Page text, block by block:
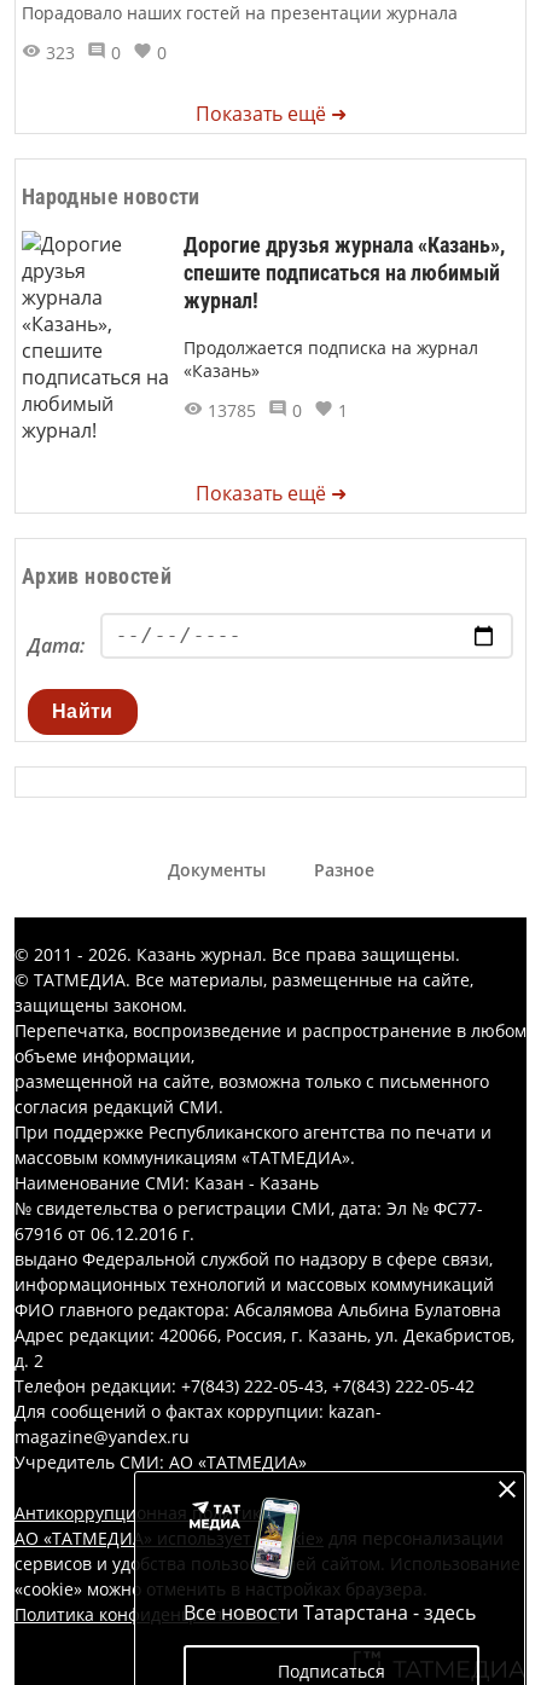
Порадовало наших гостей на презентации журнала
323
0 0
Показать ещё ➜
Народные новости
Дорогие друзья журнала «Казань»,
спешите подписаться на любимый
журнал!
Продолжается подписка на журнал
«Казань»
13785
0 1
Показать ещё ➜
Архив новостей
Дата:
Найти
Все новости Татарстана - здесь
Подписаться
Документы Разное
© 2011 - 2026. Казань журнал. Все права защищены.
© ТАТМЕДИА. Все материалы, размещенные на сайте,
защищены законом.
Перепечатка, воспроизведение и распространение в любом
объеме информации,
размещенной на сайте, возможна только с письменного
согласия редакций СМИ.
При поддержке Республиканского агентства по печати и
массовым коммуникациям «ТАТМЕДИА».
Наименование СМИ: Казан - Казань
№ свидетельства о регистрации СМИ, дата: Эл № ФС77-
67916 от 06.12.2016 г.
выдано Федеральной службой по надзору в сфере связи,
информационных технологий и массовых коммуникаций
ФИО главного редактора: Абсалямова Альбина Булатовна
Адрес редакции: 420066, Россия, г. Казань, ул. Декабристов,
д. 2
Телефон редакции: +7(843) 222-05-43, +7(843) 222-05-42
Для сообщений о фактах коррупции: kazan-
magazine@yandex.ru
Учредитель СМИ: АО «ТАТМЕДИА»
Антикоррупционная политика
АО «ТАТМЕДИА» использует «cookie» для персонализации
сервисов и удобства пользователей сайтом. Использование
«cookie» можно отменить в настройках браузера.
Политика конфиденциальности